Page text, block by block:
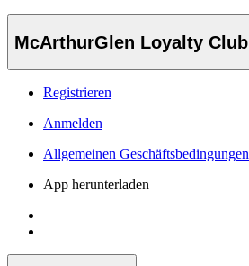
McArthurGlen Loyalty Club
Registrieren
Anmelden
Allgemeinen Geschäftsbedingungen
App herunterladen